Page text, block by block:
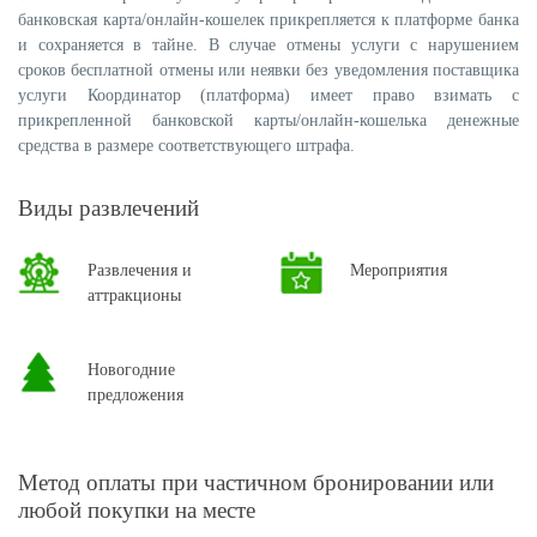
банковская карта/онлайн-кошелек прикрепляется к платформе банка
и сохраняется в тайне. В случае отмены услуги с нарушением
сроков бесплатной отмены или неявки без уведомления поставщика
услуги Координатор (платформа) имеет право взимать с
прикрепленной банковской карты/онлайн-кошелька денежные
средства в размере соответствующего штрафа.
Виды развлечений
Развлечения и
аттракционы
Мероприятия
Новогодние
предложения
Метод оплаты при частичном бронировании или
любой покупки на месте